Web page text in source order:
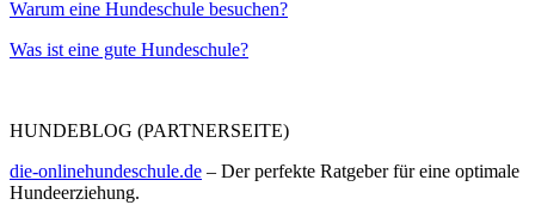
Warum eine Hundeschule besuchen?
Was ist eine gute Hundeschule?
HUNDEBLOG (PARTNERSEITE)
die-onlinehundeschule.de – Der perfekte Ratgeber für eine optimale
Hundeerziehung.